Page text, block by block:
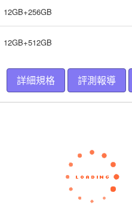
12GB+256GB
12GB+512GB
詳細規格 評測報導